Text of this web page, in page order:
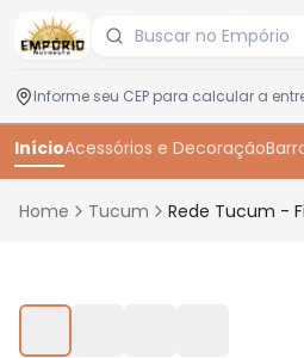
InícioAcessórios e Decoração
Home Tucum Rede Tucum -